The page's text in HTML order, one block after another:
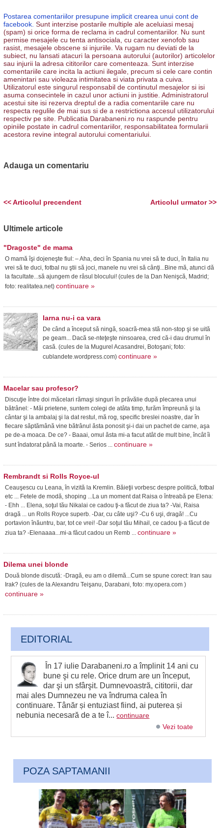
Postarea comentariilor presupune implicit crearea unui cont de
facebook. Sunt interzise postarile multiple ale aceluiasi mesaj
(spam) si orice forma de reclama in cadrul comentariilor. Nu sunt
permise mesajele cu tenta antisociala, cu caracter xenofob sau
rasist, mesajele obscene si injuriile. Va rugam nu deviati de la
subiect, nu lansati atacuri la persoana autorului (autorilor) articolelor
sau injurii la adresa cititorilor care comenteaza. Sunt interzise
comentariile care incita la actiuni ilegale, precum si cele care contin
amenintari sau violeaza intimitatea si viata privata a cuiva.
Utilizatorul este singurul responsabil de continutul mesajelor si isi
asuma consecintele in cazul unor actiuni in justitie. Administratorul
acestui site isi rezerva dreptul de a radia comentariile care nu
respecta regulile de mai sus si de a restrictiona accesul utilizatorului
respectiv pe site. Publicatia Darabaneni.ro nu raspunde pentru
opiniile postate in cadrul comentariilor, responsabilitatea formularii
acestora revine integral autorului comentariului.
Adauga un comentariu
Articolul urmator >>
<< Articolul precendent
Ultimele articole
"Dragoste" de mama
O mamă îşi dojeneşte fiul: – Aha, deci în Spania nu vrei să te duci, în Italia nu
vrei să te duci, fotbal nu ştii să joci, manele nu vrei să cânţi...Bine mă, atunci dă
la facultate...să ajungem de râsul blocului! (cules de la Dan Nenişcă, Madrid;
foto: realitatea.net) continuare »
Iarna nu-i ca vara
De când a început să ningă, soacră-mea stă non-stop şi se uită
pe geam... Dacă se-nteţeşte ninsoarea, cred că-i dau drumul în
casă. (cules de la Mugurel Acasandrei, Botoşani; foto:
cublandete.wordpress.com) continuare »
Macelar sau profesor?
Discuţie între doi măcelari rămaşi singuri în prăvălie după plecarea unui
bătrânel: - Măi prietene, suntem colegi de atâta timp, furăm împreună şi la
cântar şi la ambalaj şi la dat restul, mă rog, specific breslei noastre, dar în
fiecare săptămână vine bătrânul ăsta ponosit şi-i dai un pachet de carne, aşa
pe de-a moaca. De ce? - Baaai, omul ăsta mi-a facut atât de mult bine, încât îi
sunt îndatorat până la moarte. - Serios ... continuare »
Rembrandt si Rolls Royce-ul
Ceauşescu cu Leana, în vizită la Kremlin. Băieţii vorbesc despre politică, fotbal
etc ... Fetele de modă, shoping ...La un moment dat Raisa o întreabă pe Elena:
- Ehh ... Elena, soţul tău Nikalai ce cadou ţi-a făcut de ziua ta? -Vai, Raisa
dragă ... un Rolls Royce superb. -Dar, cu câte uşi? -Cu 6 uşi, dragă! ...Cu
portavion înăuntru, bar, tot ce vrei! -Dar soţul tău Mihail, ce cadou ţi-a făcut de
ziua ta? -Elenaaaa...mi-a făcut cadou un Remb ... continuare »
Dilema unei blonde
Două blonde discută: -Dragă, eu am o dilemă...Cum se spune corect: Iran sau
Irak? (cules de la Alexandru Teişanu, Darabani, foto: my.opera.com )
continuare »
EDITORIAL
În 17 iulie Darabaneni.ro a împlinit 14 ani cu
bune şi cu rele. Orice drum are un început,
dar şi un sfârşit. Dumnevoastră, cititorii, dar
mai ales Dumnezeu ne va îndruma calea în
continuare. Tânăr și entuziast fiind, ai puterea și
nebunia necesară de a te î...continuare
Vezi toate
POZA SAPTAMANII